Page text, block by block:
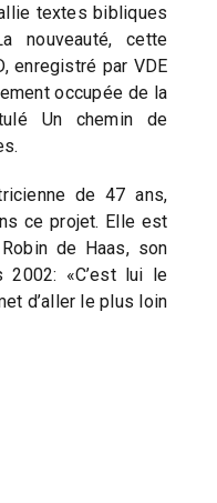
textes bibliques
nouveauté, cette
enregistré par VDE
occupée de la
Un chemin de
de 47 ans,
ce projet. Elle est
de Haas, son
2002: «C’est lui le
d’aller le plus loin